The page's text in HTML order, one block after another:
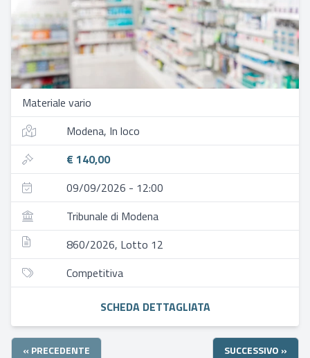
Materiale vario
Modena, In loco
€ 140,00
09/09/2026 - 12:00
Tribunale di Modena
860/2026, Lotto 12
Competitiva
SCHEDA DETTAGLIATA
« PRECEDENTE SUCCESSIVO »